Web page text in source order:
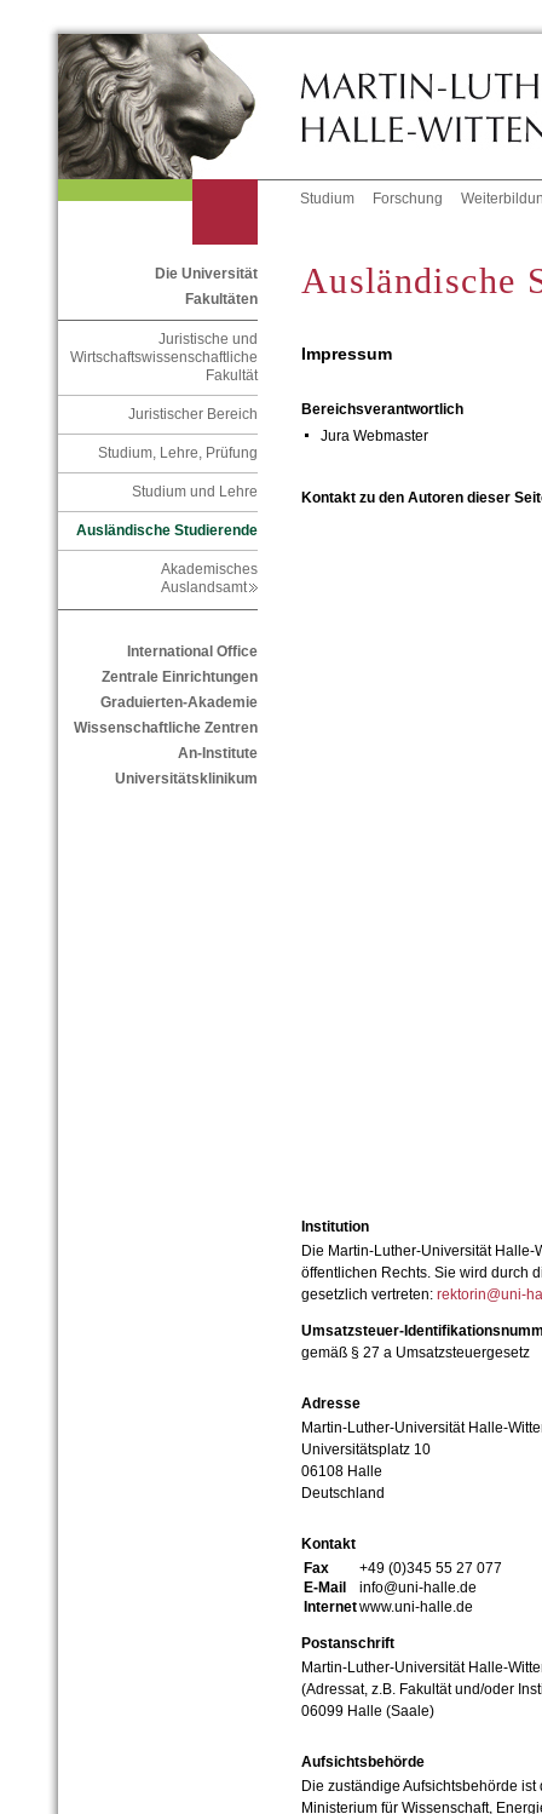
Studium Forschung
Die Universität
Fakultäten
Juristische und
Wirtschaftswissenschaftliche
Fakultät
Juristischer Bereich
Studium, Lehre, Prüfung
Studium und Lehre
Ausländische Studierende
Akademisches
Auslandsamt
International Office
Zentrale Einrichtungen
Graduierten-Akademie
Wissenschaftliche Zentren
An-Institute
Universitätsklinikum
Ausländische
Impressum
Bereichsverantwortlich
Jura Webmaster
Kontakt zu den Autoren dieser
Institution
Die Martin-Luther-Universität
öffentlichen Rechts. Sie wird durch
gesetzlich vertreten: rektorin@uni-
Umsatzsteuer-
gemäß § 27 a Umsatzsteuergesetz
Adresse
Martin-Luther-Universität Halle-
Universitätsplatz 10
06108 Halle
Deutschland
Kontakt
Fax
+49 (0)345 55 27 077
E-Mail
info@uni-halle.de
Internetwww.uni-halle.de
Postanschrift
Martin-Luther-Universität Halle-
(Adressat, z.B. Fakultät und/oder
06099 Halle (Saale)
Aufsichtsbehörde
Die zuständige Aufsichtsbehörde ist
Ministerium für Wissenschaft,